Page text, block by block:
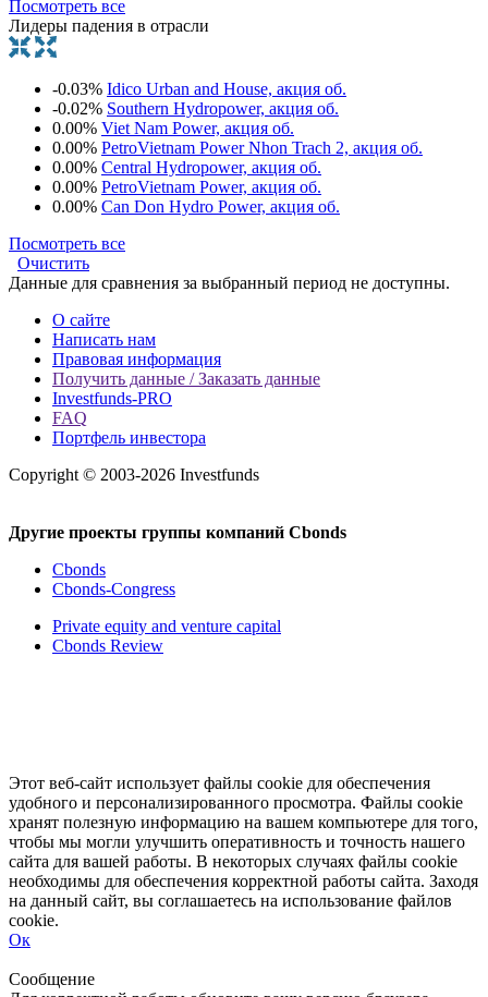
Посмотреть все
Лидеры падения в отрасли
-0.03% Idico Urban and House, акция об.
-0.02% Southern Hydropower, акция об.
0.00% Viet Nam Power, акция об.
0.00% PetroVietnam Power Nhon Trach 2, акция об.
0.00% Central Hydropower, акция об.
0.00% PetroVietnam Power, акция об.
0.00% Can Don Hydro Power, акция об.
Посмотреть все
Очистить
Данные для сравнения за выбранный период не доступны.
О сайте
Написать нам
Правовая информация
Получить данные / Заказать данные
Investfunds-PRO
FAQ
Портфель инвестора
Copyright © 2003-2026 Investfunds
Другие проекты группы компаний Cbonds
Cbonds
Cbonds-Congress
Private equity and venture capital
Cbonds Review
Этот веб-сайт использует файлы cookie для обеспечения
удобного и персонализированного просмотра. Файлы cookie
хранят полезную информацию на вашем компьютере для того,
чтобы мы могли улучшить оперативность и точность нашего
сайта для вашей работы. В некоторых случаях файлы cookie
необходимы для обеспечения корректной работы сайта. Заходя
на данный сайт, вы соглашаетесь на использование файлов
cookie.
Ок
Сообщение